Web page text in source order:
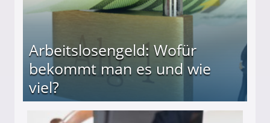
Arbeitslosengeld: Wofür
bekommt man es und wie
viel?